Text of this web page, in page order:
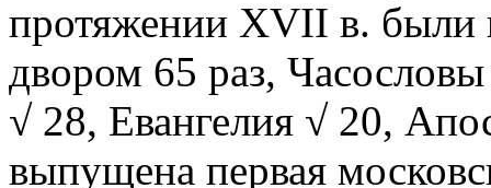
протяжении XVII в. были
двором 65 раз,
√ 28, Евангелия √ 20,
выпущена первая